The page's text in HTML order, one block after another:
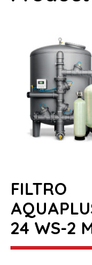
FILTRO
24 WS-2